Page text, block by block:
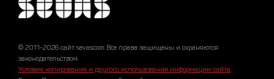
© 2011-2026 сайт sevascom Все права защищены и охраняются
законодательством.
Условия копирования и другого использования информации сайта.